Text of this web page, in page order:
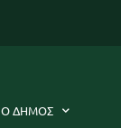
Ο ΔΗΜΟΣ